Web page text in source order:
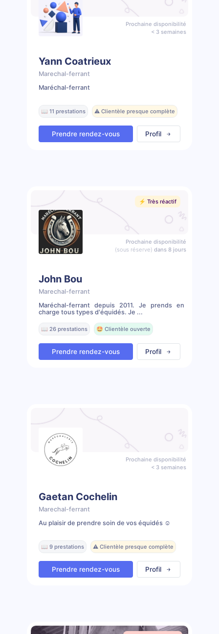
Prochaine disponibilité
< 3 semaines
Yann Coatrieux
Marechal-ferrant
Maréchal-ferrant
📖 11 prestations ⚠️ Clientèle presque complète
Prendre rendez-vous Profil
⚡️ Très réactif
Prochaine disponibilité
(sous réserve) dans 8 jours
John Bou
Marechal-ferrant
Maréchal-ferrant depuis 2011. Je prends en
charge tous types d'équidés. Je ...
📖 26 prestations 🤩 Clientèle ouverte
Prendre rendez-vous Profil
Prochaine disponibilité
< 3 semaines
Gaetan Cochelin
Marechal-ferrant
Au plaisir de prendre soin de vos équidés ☺️
📖 9 prestations ⚠️ Clientèle presque complète
Prendre rendez-vous Profil